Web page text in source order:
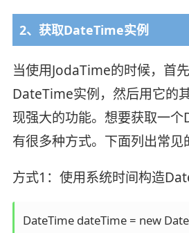
2、获取DateTime实例
当使用JodaTime的时候，首
DateTime实例，然后用它的
现强大的功能。想要获取一
有很多种方式。下面列出常见
方式1：使用系统时间构造